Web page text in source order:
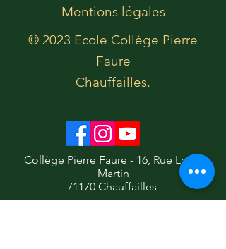
Mentions légales
© 2023 Ecole Collège Pierre
Faure
Chauffailles.
Collège Pierre Faure - 16, Rue Louis
Martin
71170 Chauffailles